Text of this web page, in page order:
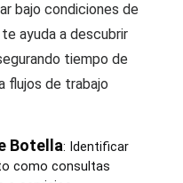
bajo condiciones de
ayuda a descubrir
tiempo de
flujos de trabajo
Botella: Identificar
como consultas